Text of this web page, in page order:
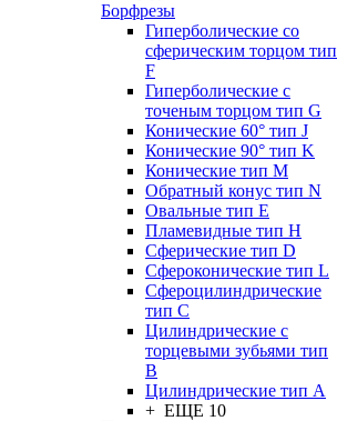
Борфрезы
Гиперболические cо
сферическим торцом тип
F
Гиперболические с
точеным торцом тип G
Конические 60° тип J
Конические 90° тип K
Конические тип M
Обратный конус тип N
Овальные тип E
Пламевидные тип H
Сферические тип D
Сфероконические тип L
Сфероцилиндрические
тип C
Цилиндрические с
торцевыми зубьями тип
B
Цилиндрические тип А
+ ЕЩЕ 10